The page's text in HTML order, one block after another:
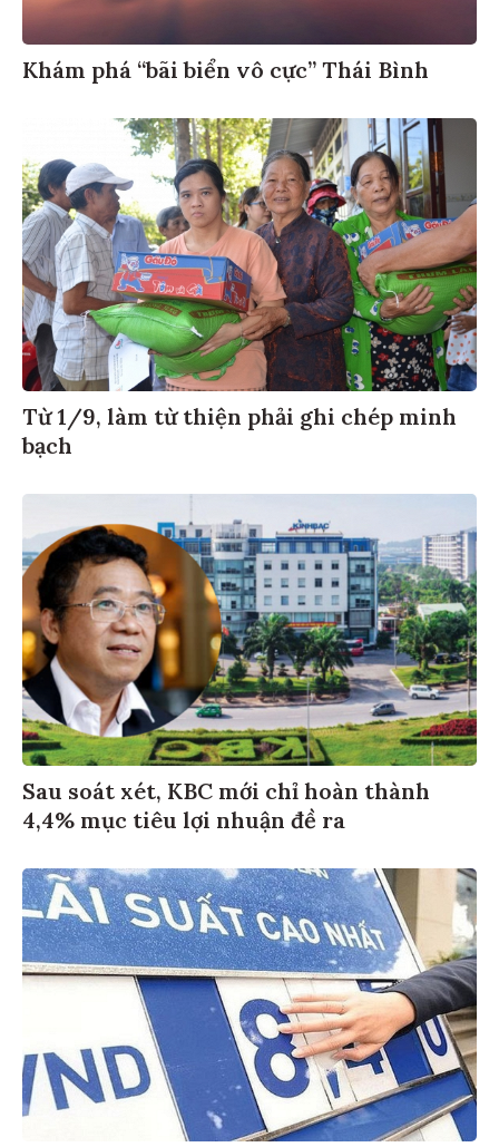
Khám phá “bãi biển vô cực” Thái Bình
Từ 1/9, làm từ thiện phải ghi chép minh
bạch
Sau soát xét, KBC mới chỉ hoàn thành
4,4% mục tiêu lợi nhuận đề ra